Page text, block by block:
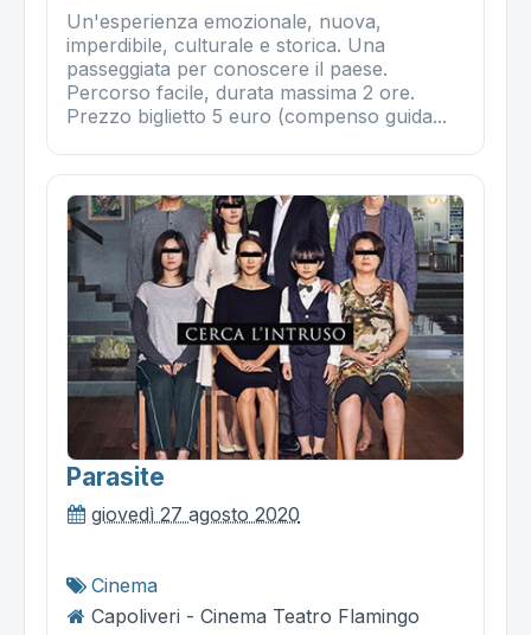
Un'esperienza emozionale, nuova,
imperdibile, culturale e storica. Una
passeggiata per conoscere il paese.
Percorso facile, durata massima 2 ore.
Prezzo biglietto 5 euro (compenso guida...
Parasite
giovedì 27 agosto 2020
Cinema
Capoliveri - Cinema Teatro Flamingo